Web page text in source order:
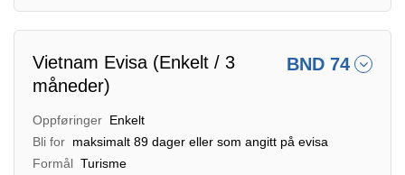
Vietnam Evisa (Enkelt / 3
måneder)
BND 74
Oppføringer Enkelt
Bli for maksimalt 89 dager eller som angitt på evisa
Formål Turisme